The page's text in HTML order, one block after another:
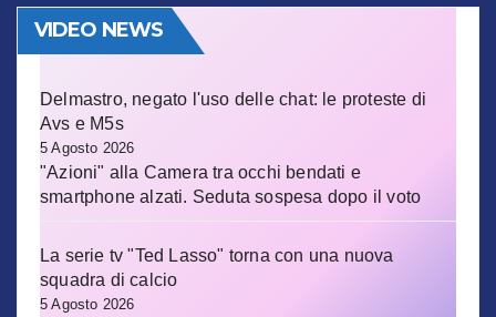
VIDEO NEWS
Delmastro, negato l'uso delle chat: le proteste di
Avs e M5s
5 Agosto 2026
"Azioni" alla Camera tra occhi bendati e
smartphone alzati. Seduta sospesa dopo il voto
La serie tv "Ted Lasso" torna con una nuova
squadra di calcio
5 Agosto 2026